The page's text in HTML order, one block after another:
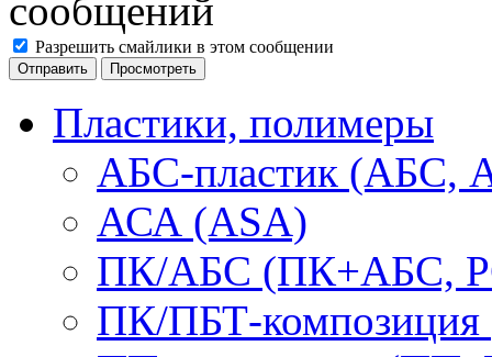
Разрешить смайлики в этом сообщении
Пластики, полимеры
АБС-пластик (АБС,
АСА (ASA)
ПК/АБС (ПК+АБС,
ПК/ПБТ-композиция